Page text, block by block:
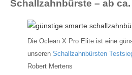
Folgekosten hoch, mittel
Leistung (pro Min.)
Positionserkennung per
App
Ja
Bewertung der
Schallzahnbürste – ab ca.
Die Oclean X Pro Elite ist eine
unseren Schallzahnbürsten
Robert Mertens